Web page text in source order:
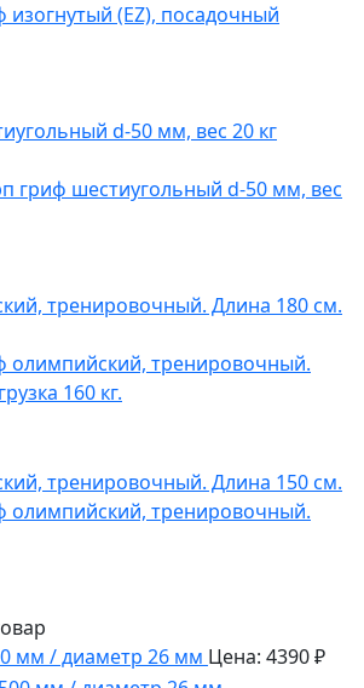
изогнутый (EZ), посадочный
гриф шестиугольный d-50 мм, вес
олимпийский, тренировочный.
160 кг.
олимпийский, тренировочный.
мм / диаметр 26 мм Цена: 4390 ₽